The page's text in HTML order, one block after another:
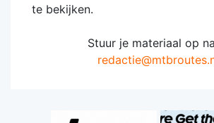
te bekijken.
Stuur je materiaal op